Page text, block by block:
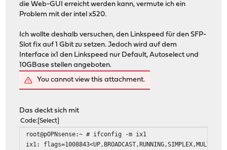
die Web-GUI erreicht werden kann, vermute ich ein
Problem mit der intel x520.
Ich wollte deshalb versuchen, den Linkspeed für den SFP-
Slot fix auf 1 Gbit zu setzen. Jedoch wird auf dem
Interface ix1 den Linkspeed nur Default, Autoselect und
10GBase stellen angeboten.
You cannot view this attachment.
Das deckt sich mit
Code Select
root@pOPNsense:~ # ifconfig -m ix1
ix1: